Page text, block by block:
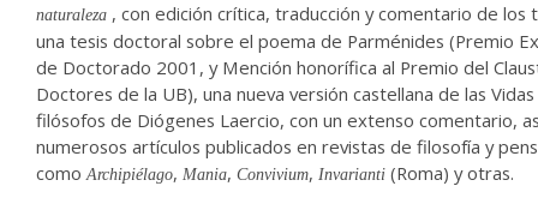
naturaleza , con edición crítica, traducción y comentario de los
una tesis doctoral sobre el poema de Parménides (Premio
de Doctorado 2001, y Mención honorífica al Premio del
Doctores de la UB), una nueva versión castellana de las
filósofos de Diógenes Laercio, con un extenso comentario,
numerosos artículos publicados en revistas de filosofía y
comoArchipiélago, Mania, Convivium, Invarianti (Roma) y otras.